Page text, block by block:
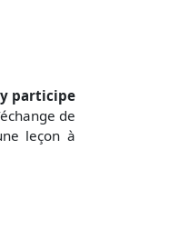
participe
de
leçon à